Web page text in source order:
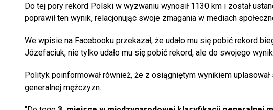
Do tej pory rekord Polski w wyzwaniu wynosił 1130 km i został
poprawił ten wynik, relacjonując swoje zmagania w mediach
We wpisie na Facebooku przekazał, że udało mu się pobić rekord
Józefaciuk, nie tylko udało mu się pobić rekord, ale do swojego
Polityk poinformował również, że z osiągniętym wynikiem
generalnej mężczyzn.